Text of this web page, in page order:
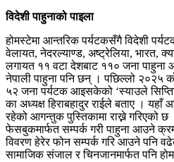
विदेशी पाहुनाको पाइला
होमस्टेमा आन्तरिक पर्यटकसँगै विदेशी
वेलायत, नेदरल्याण्ड, अष्ट्रेलिया, भारत,
लगायत ११ वटा देशबाट ११० जना
नेपाली पाहुना पनि छन् । पछिल्लो २०२५
५२ जना पर्यटक आइसकेको ‘स्याउले
का अध्यक्ष हिराबहादुर राईले बताए । यहाँ
रहेको आगन्तुक पुस्तिकामा राख्ने गरिएको
फेसबुकमार्फत सम्पर्क गरी पाहुना आउने
विवरण हेरेर फोन सम्पर्क गरि आउने पनि
सामाजिक संजाल र चिनजानमार्फत पनि